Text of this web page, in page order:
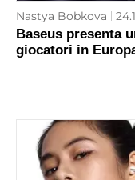
Nastya Bobkova
Baseus presenta
giocatori in